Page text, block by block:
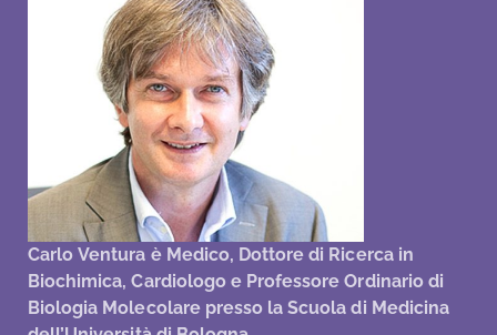
Carlo Ventura è Medico, Dottore di Ricerca in
Biochimica, Cardiologo e Professore Ordinario di
Biologia Molecolare presso la Scuola di Medicina